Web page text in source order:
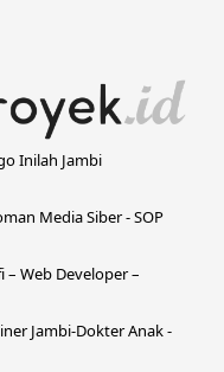
Media Siber-SOP
– Web Developer–
Jambi-DokterAnak -